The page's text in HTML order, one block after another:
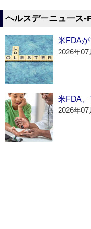
ヘルスデーニュース
米FDA
2026年07
米FDA
2026年07